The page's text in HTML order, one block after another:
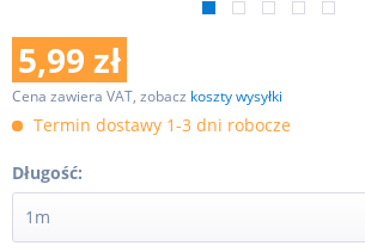
5,99 zł
Cena zawiera VAT, zobacz koszty wysyłki
Termin dostawy 1-3 dni robocze
Długość: